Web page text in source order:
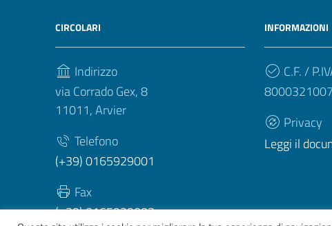
CIRCOLARI
Indirizzo
via Corrado Gex, 8
11011, Arvier
Telefono
(+39) 0165929001
Fax
(+39) 0165929003
INFORMAZIONI
C.F. /
Privacy
Leggi il